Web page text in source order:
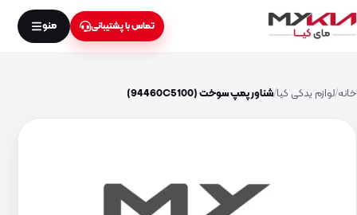
تماس با پشتیبانی منو
خانه لوازم یدکی کیا شناور پمپ سوخت (94460C5100)